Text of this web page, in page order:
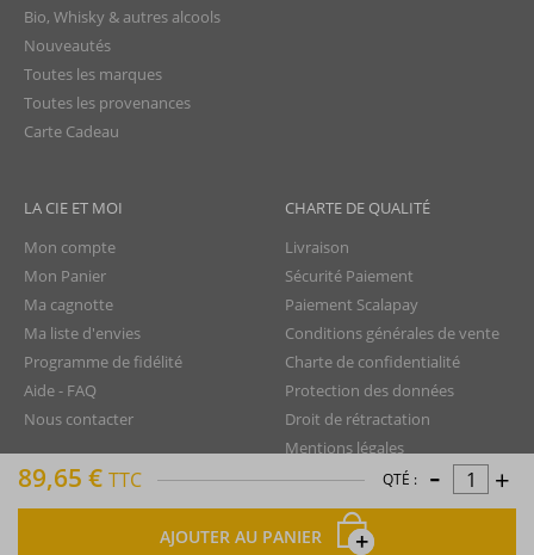
89,65 € TTC QTÉ : - +
AJOUTER AU PANIER
Bio, Whisky & autres alcools
Nouveautés
Toutes les marques
Toutes les provenances
Carte Cadeau
LA CIE ET MOI
Mon compte
Mon Panier
Ma cagnotte
Ma liste d'envies
Programme de fidélité
Aide - FAQ
Nous contacter
CHARTE DE QUALITÉ
Livraison
Sécurité Paiement
Paiement Scalapay
Conditions générales de vente
Charte de confidentialité
Protection des données
Droit de rétractation
Mentions légales
Plan du site